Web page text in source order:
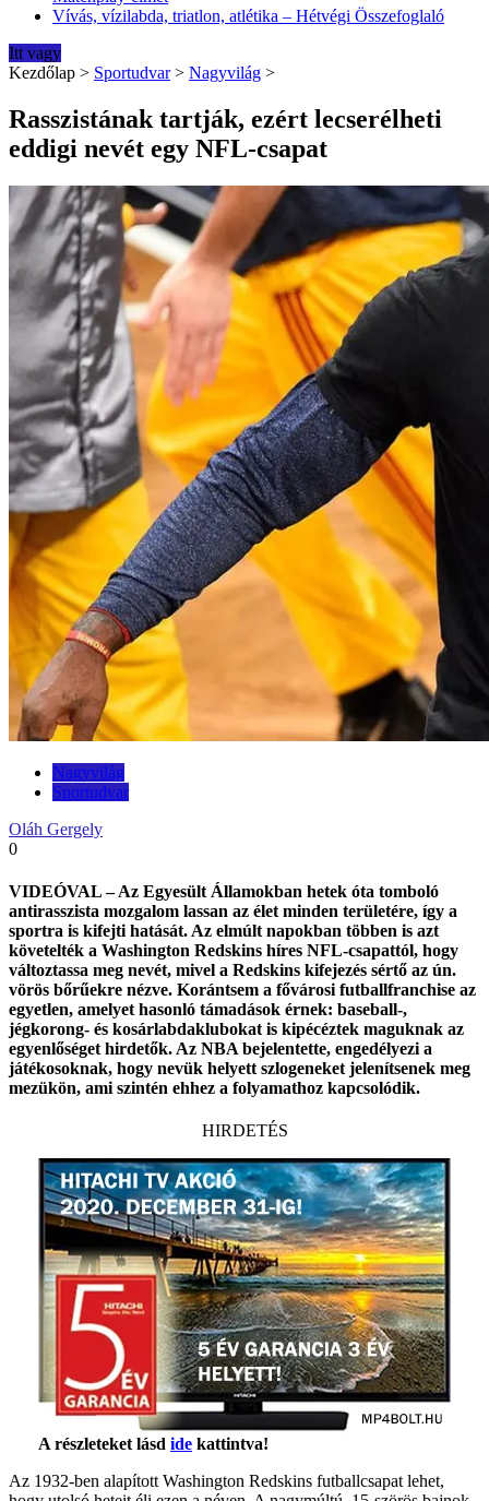
Vívás, vízilabda, triatlon, atlétika – Hétvégi Összefoglaló
Itt vagy
Kezdőlap > Sportudvar > Nagyvilág >
Rasszistának tartják, ezért lecserélheti
eddigi nevét egy NFL-csapat
Nagyvilág
Sportudvar
Oláh Gergely
0
VIDEÓVAL – Az Egyesült Államokban hetek óta tomboló
antirasszista mozgalom lassan az élet minden területére, így a
sportra is kifejti hatását. Az elmúlt napokban többen is azt
követelték a Washington Redskins híres NFL-csapattól, hogy
változtassa meg nevét, mivel a Redskins kifejezés sértő az ún.
vörös bőrűekre nézve. Korántsem a fővárosi futballfranchise az
egyetlen, amelyet hasonló támadások érnek: baseball-,
jégkorong- és kosárlabdaklubokat is kipécéztek maguknak az
egyenlőséget hirdetők. Az NBA bejelentette, engedélyezi a
játékosoknak, hogy nevük helyett szlogeneket jelenítsenek meg
mezükön, ami szintén ehhez a folyamathoz kapcsolódik.
HIRDETÉS
A részleteket lásd ide kattintva!
Az 1932-ben alapított Washington Redskins futballcsapat lehet,